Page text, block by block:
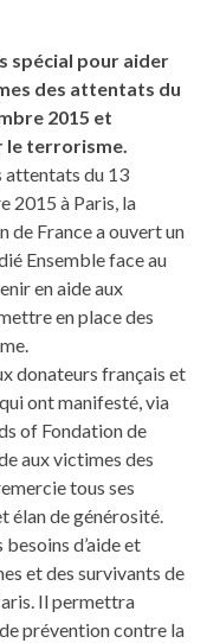
spécial pour aider
des attentats du
2015 et
le terrorisme.
attentats du 13
2015 à Paris, la
de France a ouvert un
Ensemble face au
en aide aux
en place des
donateurs français et
ont manifesté, via
of Fondation de
aux victimes des
tous ses
élan de générosité.
d’aide et
et des survivants de
Il permettra
prévention contre la